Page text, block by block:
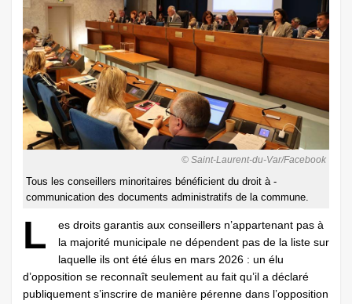
© Saint-Laurent-du-Var/Facebook
Tous les conseillers minoritaires bénéficient du droit à ­
communication des documents administratifs de la commune.
L
es droits garantis aux conseillers n’appartenant pas à
la majorité municipale ne dépendent pas de la liste sur
laquelle ils ont été élus en mars 2026 : un élu
d’opposition se reconnaît seulement au fait qu’il a déclaré
publiquement s’inscrire de manière pérenne dans l’opposition